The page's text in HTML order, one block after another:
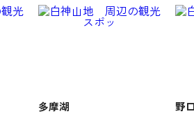
多摩湖 野